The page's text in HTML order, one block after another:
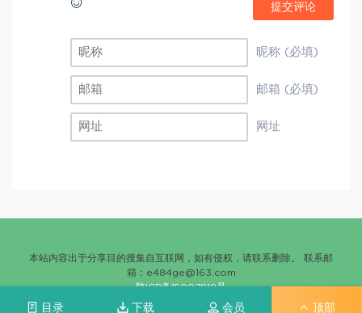
提交评论
昵称 (必填)
邮箱 (必填)
网址
目录 下载 会员 顶部
本站内容出于分享目的搜集自互联网，如有侵权，请联系删除。 联系邮
箱： e484ge@163.com
陕ICP备15007819号